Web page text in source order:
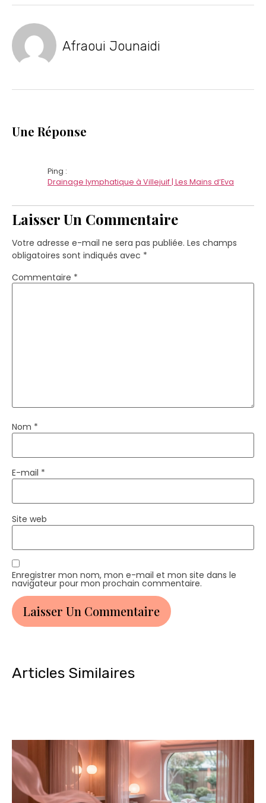
Afraoui Jounaidi
Une Réponse
Ping :
Drainage lymphatique à Villejuif | Les Mains d’Eva
Laisser Un Commentaire
Votre adresse e-mail ne sera pas publiée. Les champs
obligatoires sont indiqués avec *
Commentaire *
Nom *
E-mail *
Site web
Enregistrer mon nom, mon e-mail et mon site dans le
navigateur pour mon prochain commentaire.
Articles Similaires